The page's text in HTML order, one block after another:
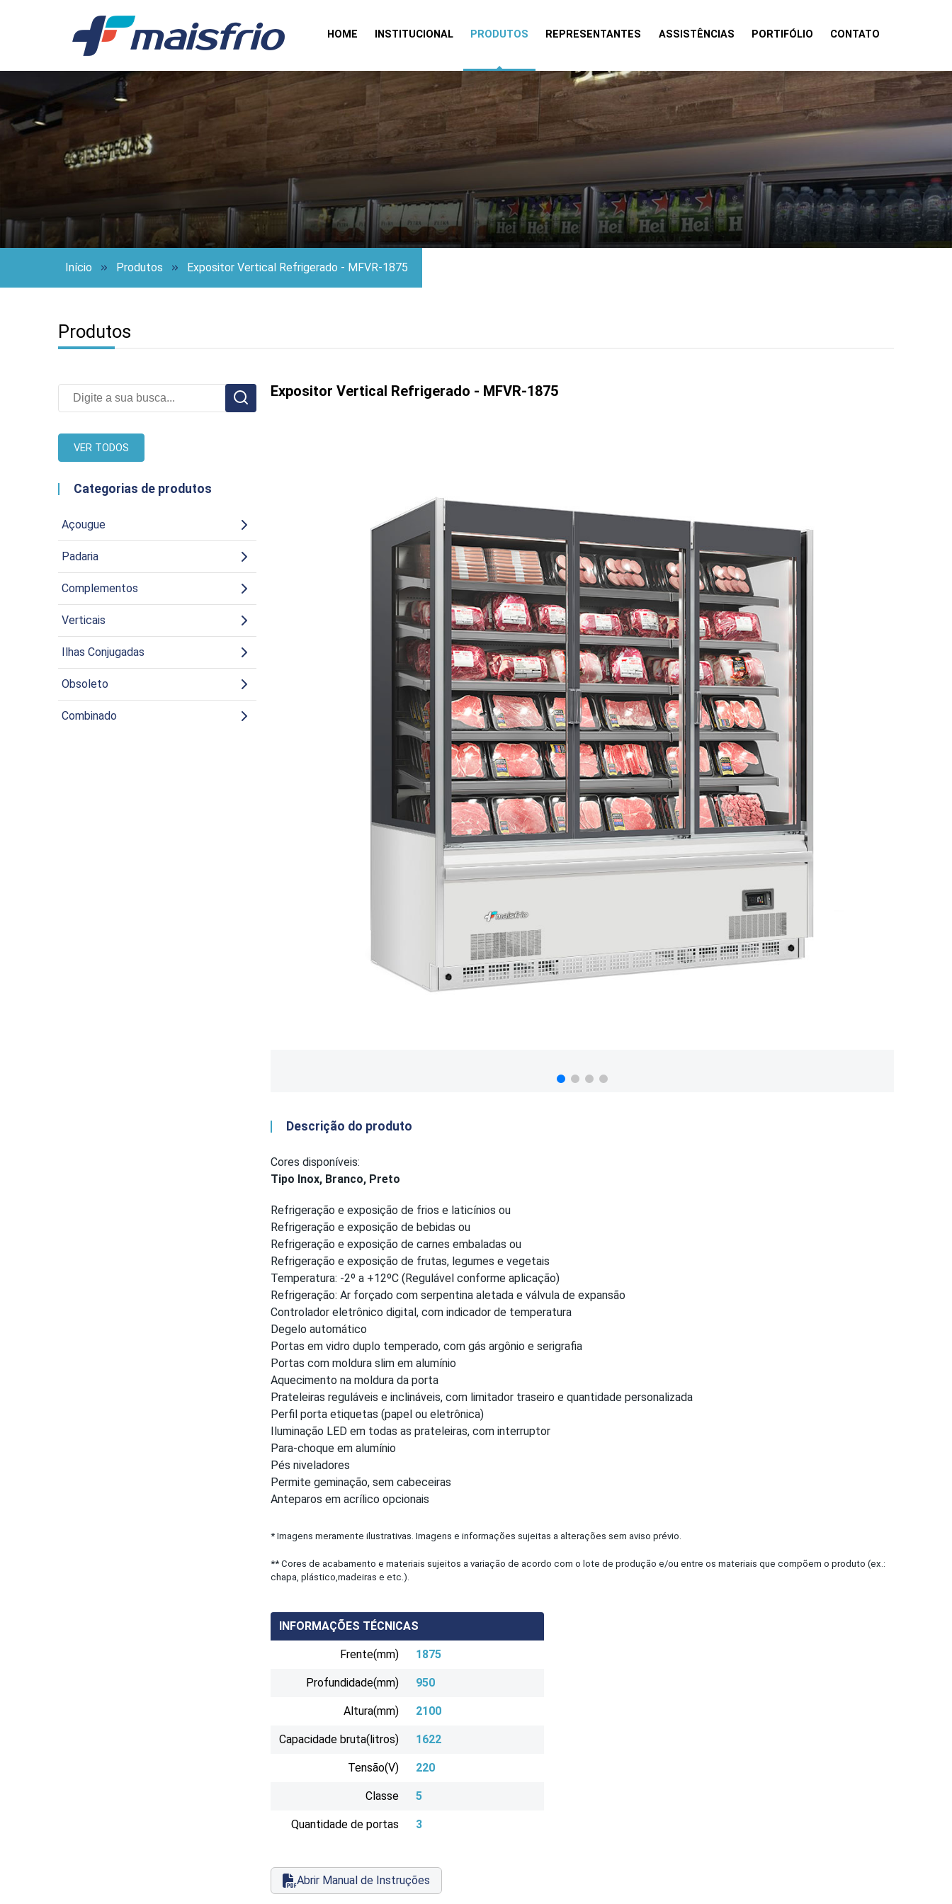
HOME INSTITUCIONAL PRODUTOS REPRESENTANTES ASSISTÊNCIAS PORTIFÓLIO CONTATO
Início Produtos Expositor Vertical Refrigerado - MFVR-1875
Produtos
VER TODOS
Categorias de produtos
Açougue
Padaria
Complementos
Verticais
Ilhas Conjugadas
Obsoleto
Combinado
Expositor Vertical Refrigerado - MFVR-1875
Descrição do produto
Cores disponíveis:
Tipo Inox, Branco, Preto
Refrigeração e exposição de frios e laticínios ou
Refrigeração e exposição de bebidas ou
Refrigeração e exposição de carnes embaladas ou
Refrigeração e exposição de frutas, legumes e vegetais
Temperatura: -2º a +12ºC (Regulável conforme aplicação)
Refrigeração: Ar forçado com serpentina aletada e válvula de expansão
Controlador eletrônico digital, com indicador de temperatura
Degelo automático
Portas em vidro duplo temperado, com gás argônio e serigrafia
Portas com moldura slim em alumínio
Aquecimento na moldura da porta
Prateleiras reguláveis e inclináveis, com limitador traseiro e quantidade personalizada
Perfil porta etiquetas (papel ou eletrônica)
Iluminação LED em todas as prateleiras, com interruptor
Para-choque em alumínio
Pés niveladores
Permite geminação, sem cabeceiras
Anteparos em acrílico opcionais
* Imagens meramente ilustrativas. Imagens e informações sujeitas a alterações sem aviso prévio.
** Cores de acabamento e materiais sujeitos a variação de acordo com o lote de produção e/ou entre os materiais que compõem o produto (ex.:
chapa, plástico,madeiras e etc.).
INFORMAÇÕES TÉCNICAS
Frente(mm) 1875
Profundidade(mm) 950
Altura(mm) 2100
Capacidade bruta(litros) 1622
Tensão(V) 220
Classe 5
Quantidade de portas 3
Abrir Manual de Instruções